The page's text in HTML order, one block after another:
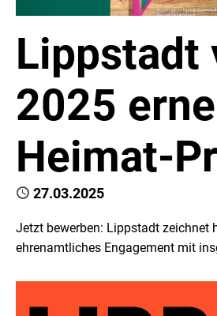
Lippstadt
2025
Heimat-
Published
27.03.2025
Jetzt bewerben: Lippstadt zeichnet
ehrenamtliches Engagement mit